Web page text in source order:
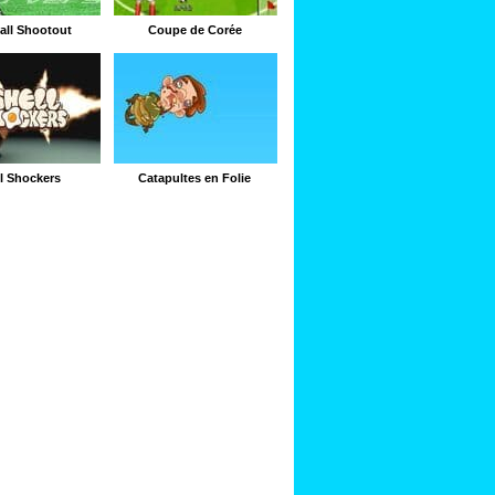
Shootout Coupe de Corée
Shockers Catapultes en Folie